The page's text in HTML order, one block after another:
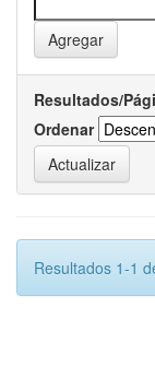
Resultados/
Ordenar
Resultados 1-1